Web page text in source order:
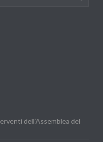
dell’Assemblea del